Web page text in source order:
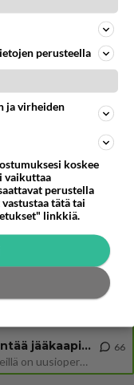
herättää
tyly paljastus
https://www.iltalehti.fi/viihdeuutiset/a/c46da6ab-340f-4790-aaa7-0865eed2336 Yrityksen konkurssihakemus on tullut kärä
Tiesitkö? Martina Aitolehden isäpuoli on tämä suosittu laulaja
Martina Aitolehti on seurattu julkisuuden henkilö. Lähipiiriin mahtuu muitakin tunnettuja henkilöitä. Tiesitkö, että Ma
Uusioperheen aikuiset lapset tyhjentää jääkaapin käydessään
Miten selvittäisitte seuraavan ongelman, meillä on uusioperhe, minulla teini-ikäiset lapset ja puolisolla aikuiset, jotk
66
perusteella
ja virheiden
koskee
vaikuttaa
perustella
tätä tai
linkkiä.